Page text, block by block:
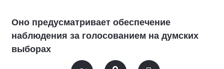
Оно предусматривает обеспечение
наблюдения за голосованием на думских
выборах